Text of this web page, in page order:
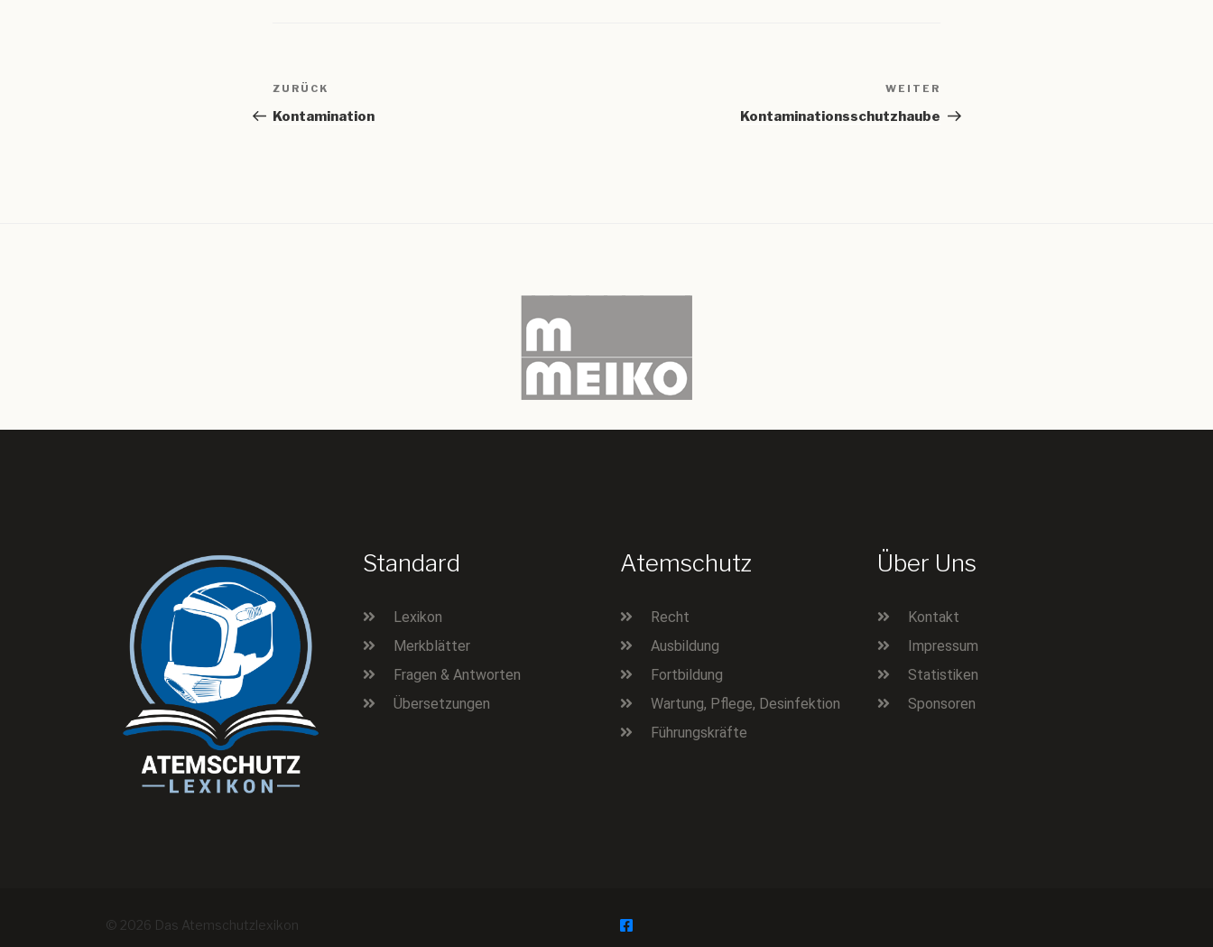
Beitragsnavigation
Vorheriger
Beitrag
ZURÜCK
Kontamination
Beitrag
WEITER
Kontaminationsschutzhaube
Standard
Lexikon
Merkblätter
Fragen & Antworten
Übersetzungen
Atemschutz
Recht
Ausbildung
Fortbildung
Wartung, Pflege, Desinfektion
Führungskräfte
Über Uns
Kontakt
Impressum
Statistiken
Sponsoren
© 2026 Das Atemschutzlexikon